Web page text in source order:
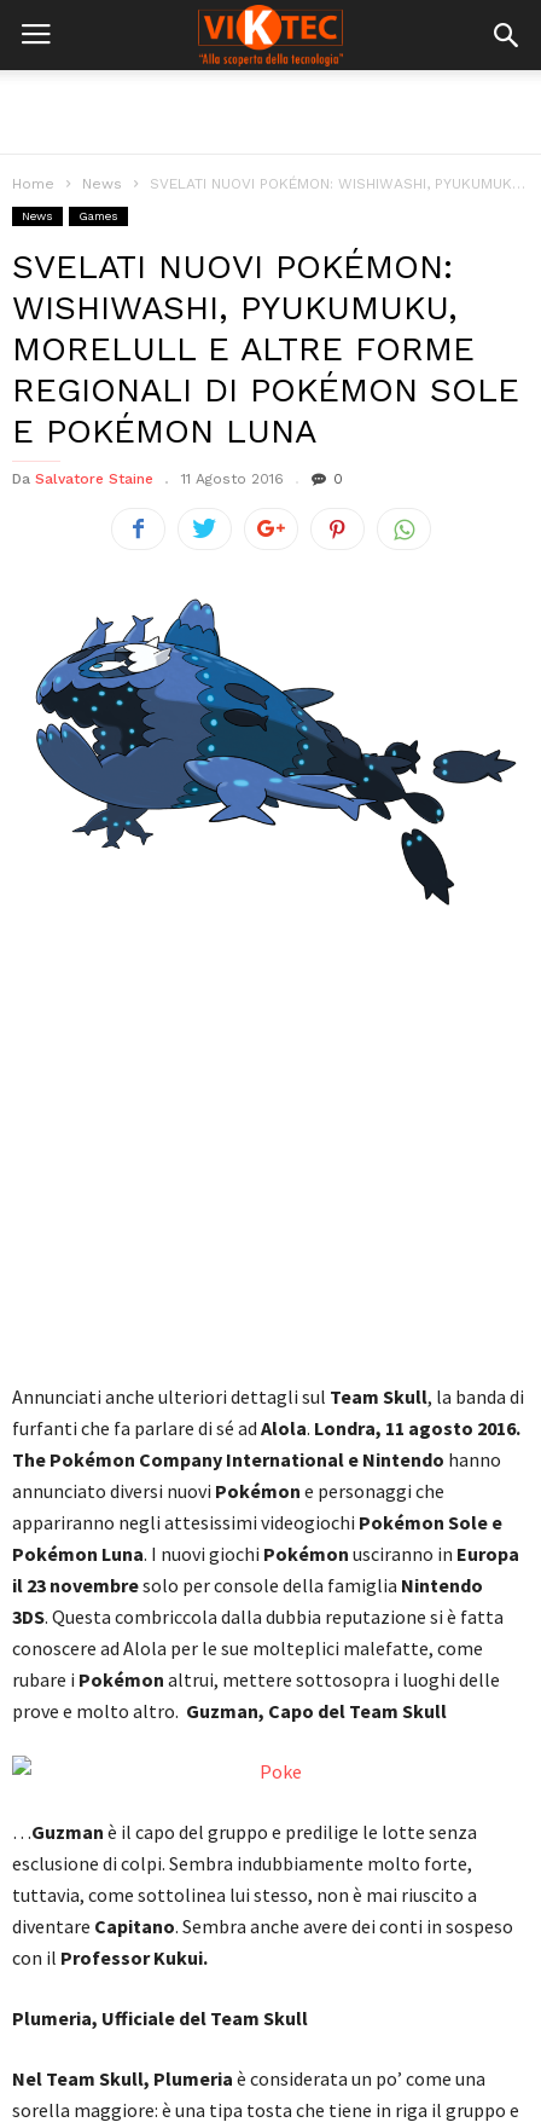
Home News SVELATI NUOVI POKÉMON: WISHIWASHI, PYUKUMUKU, MORELULL E ALTRE FORME REGIONALI DI POKÉMON...
News Games
SVELATI NUOVI POKÉMON:
WISHIWASHI, PYUKUMUKU,
MORELULL E ALTRE FORME
REGIONALI DI POKÉMON SOLE
E POKÉMON LUNA
Da Salvatore Staine 11 Agosto 2016 0
Annunciati anche ulteriori dettagli sul Team Skull, la banda di
furfanti che fa parlare di sé ad Alola. Londra, 11 agosto 2016.
The Pokémon Company International e Nintendo hanno
annunciato diversi nuovi Pokémon e personaggi che
appariranno negli attesissimi videogiochi Pokémon Sole e
Pokémon Luna. I nuovi giochi Pokémon usciranno in Europa
il 23 novembresolo per console della famiglia Nintendo
3DS. Questa combriccola dalla dubbia reputazione si è fatta
conoscere ad Alola per le sue molteplici malefatte, come
rubare i Pokémon altrui, mettere sottosopra i luoghi delle
prove e molto altro. Guzman, Capo del Team Skull
…Guzman è il capo del gruppo e predilige le lotte senza
esclusione di colpi. Sembra indubbiamente molto forte,
tuttavia, come sottolinea lui stesso, non è mai riuscito a
diventare Capitano. Sembra anche avere dei conti in sospeso
con il Professor Kukui.
Plumeria, Ufficiale del Team Skull
Nel Team Skull, Plumeria è considerata un po’ come una
sorella maggiore: è una tipa tosta che tiene in riga il gruppo e